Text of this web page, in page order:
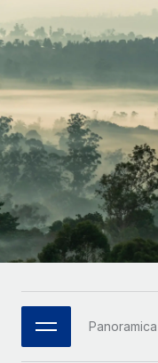
SERVICES
Chiedi a un esperto
Affidati agli esperti
compliance globale
Partner
Integra l'HR
CASE STUDIES
Français
Deutsch
Español
Italiano
Português (Portugal)
日本語
한국어
中文（简体）
Panoramica